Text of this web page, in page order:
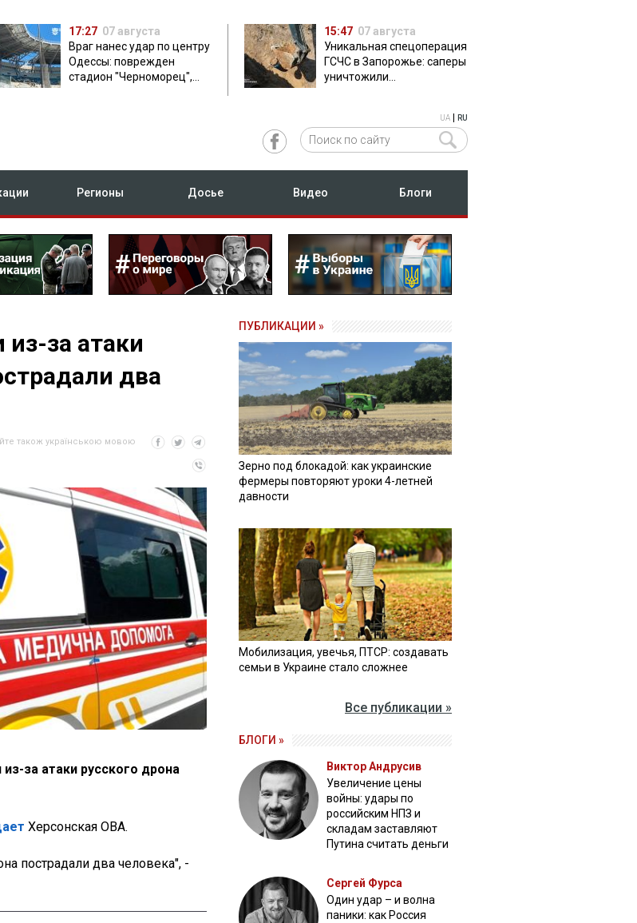
17:27 07 августа
Враг нанес удар по центру
Одессы: поврежден
стадион "Черноморец",
15:47 07 августа
Уникальная спецоперация
ГСЧС в Запорожье: саперы
уничтожили
UA RU
Регионы Досье Видео Блоги
из-за атаки
два
також українською мовою
за атаки русского дрона
Херсонская ОВА.
пострадали два человека", -
ПУБЛИКАЦИИ »
Зерно под блокадой: как украинские
фермеры повторяют уроки 4-летней
давности
Мобилизация, увечья, ПТСР: создавать
семьи в Украине стало сложнее
Все публикации »
БЛОГИ »
Виктор Андрусив
Увеличение цены
войны: удары по
российским НПЗ и
складам заставляют
Путина считать деньги
Сергей Фурса
Один удар – и волна
паники: как Россия